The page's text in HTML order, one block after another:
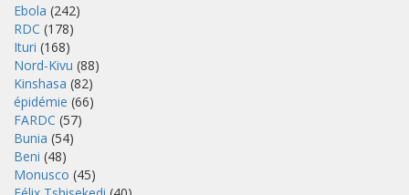
Ebola (242)
RDC (178)
Ituri (168)
Nord-Kivu (88)
Kinshasa (82)
épidémie (66)
FARDC (57)
Bunia (54)
Beni (48)
Monusco (45)